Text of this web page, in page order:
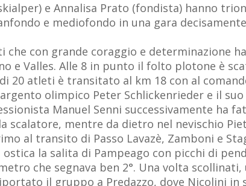
e Annalisa Prato (fondista) hanno
e mediofondo in una gara
con grande coraggio e determinazione
e Valles. Alle 8 in punto il folto plotone è
20 atleti è transitato al km 18 con al
olimpico Peter Schlickenrieder e il suo
Manuel Senni successivamente ha
scalatore, mentre da dietro nel nevischio
al transito di Passo Lavazè, Zamboni e
la salita di Pampeago con picchi di
che segnava ben 2°. Una volta
il gruppo a Predazzo, dove Nicolini